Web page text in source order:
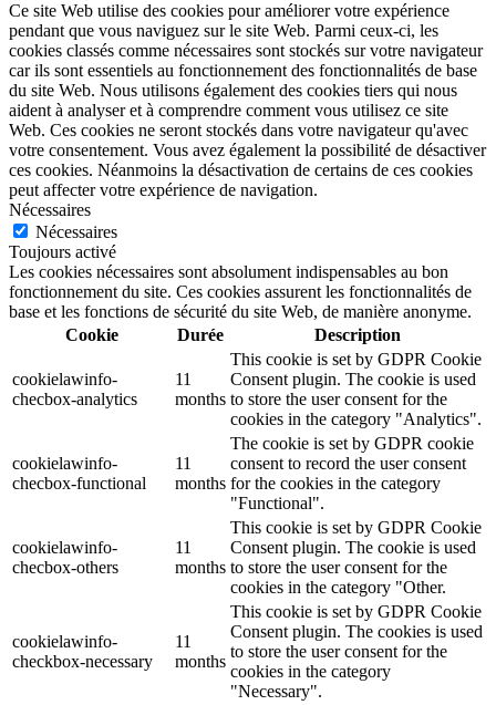
Ce site Web utilise des cookies pour améliorer votre expérience
pendant que vous naviguez sur le site Web. Parmi ceux-ci, les
cookies classés comme nécessaires sont stockés sur votre navigateur
car ils sont essentiels au fonctionnement des fonctionnalités de base
du site Web. Nous utilisons également des cookies tiers qui nous
aident à analyser et à comprendre comment vous utilisez ce site
Web. Ces cookies ne seront stockés dans votre navigateur qu'avec
votre consentement. Vous avez également la possibilité de désactiver
ces cookies. Néanmoins la désactivation de certains de ces cookies
peut affecter votre expérience de navigation.
Nécessaires
Nécessaires
Toujours activé
Les cookies nécessaires sont absolument indispensables au bon
fonctionnement du site. Ces cookies assurent les fonctionnalités de
base et les fonctions de sécurité du site Web, de manière anonyme.
Cookie
Durée Description
cookielawinfo-
checbox-analytics
11
months
This cookie is set by GDPR Cookie
Consent plugin. The cookie is used
to store the user consent for the
cookies in the category "Analytics".
cookielawinfo-
checbox-functional
11
months
The cookie is set by GDPR cookie
consent to record the user consent
for the cookies in the category
"Functional".
cookielawinfo-
checbox-others
11
months
This cookie is set by GDPR Cookie
Consent plugin. The cookie is used
to store the user consent for the
cookies in the category "Other.
cookielawinfo-
checkbox-necessary
11
months
This cookie is set by GDPR Cookie
Consent plugin. The cookies is used
to store the user consent for the
cookies in the category
"Necessary".